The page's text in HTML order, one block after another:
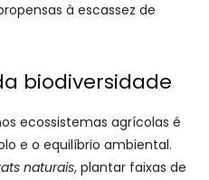
à escassez de
biodiversidade
ecossistemas agrícolas é
e o equilíbrio ambiental.
naturais, plantar faixas de